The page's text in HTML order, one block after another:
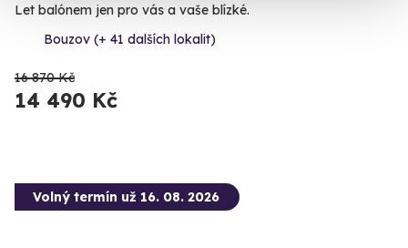
Let balónem jen pro vás a vaše blízké.
Bouzov (+ 41 dalších lokalit)
16 870 Kč
14 490 Kč
Volný termín už 16. 08. 2026